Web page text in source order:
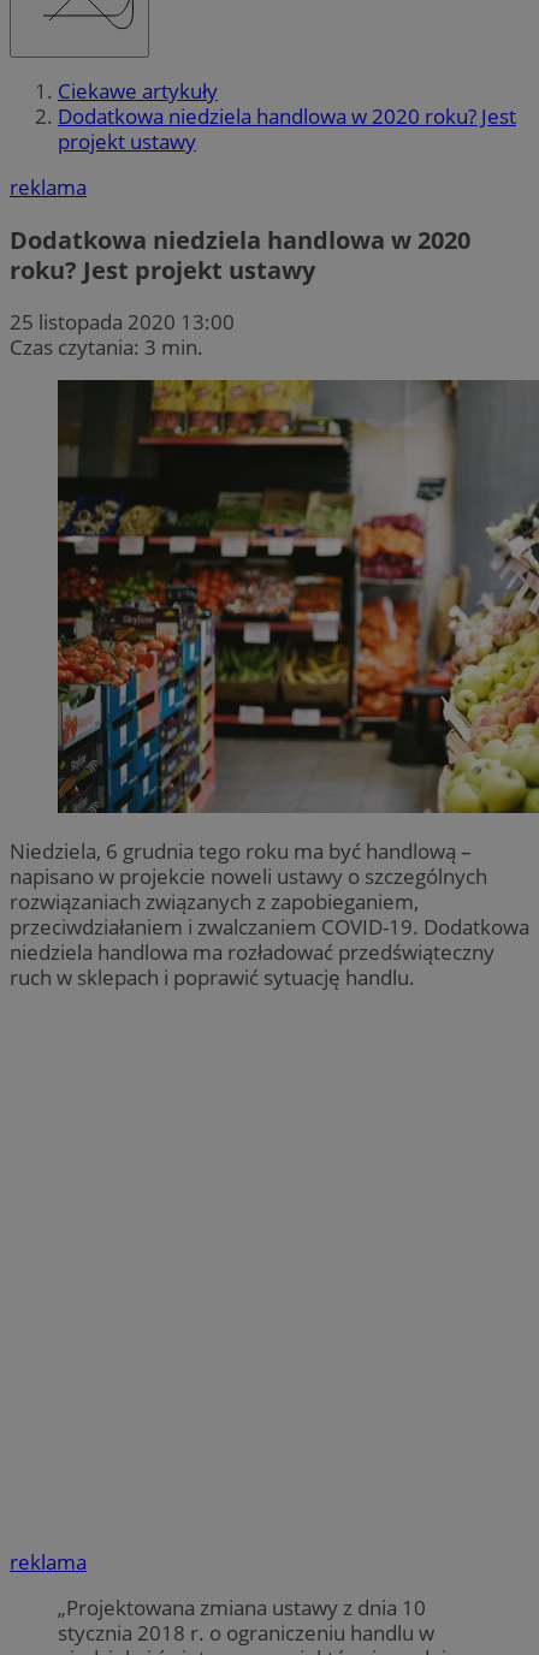
Ciekawe artykuły
Dodatkowa niedziela handlowa w 2020 roku? Jest
projekt ustawy
reklama
Dodatkowa niedziela handlowa w 2020
roku? Jest projekt ustawy
25 listopada 2020 13:00
Czas czytania: 3 min.
Niedziela, 6 grudnia tego roku ma być handlową –
napisano w projekcie noweli ustawy o szczególnych
rozwiązaniach związanych z zapobieganiem,
przeciwdziałaniem i zwalczaniem COVID-19. Dodatkowa
niedziela handlowa ma rozładować przedświąteczny
ruch w sklepach i poprawić sytuację handlu.
reklama
„Projektowana zmiana ustawy z dnia 10
stycznia 2018 r. o ograniczeniu handlu w